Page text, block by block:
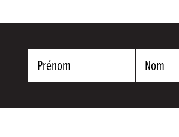
Prénom Nom